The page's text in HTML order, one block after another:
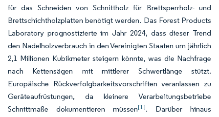
für das Schneiden von Schnittholz für Brettsperrholz- und
Brettschichtholzplatten benötigt werden. Das Forest Products
Laboratory prognostizierte im Jahr 2024, dass dieser Trend
den Nadelholzverbrauch in den Vereinigten Staaten um jährlich
2,1 Millionen Kubikmeter steigern könnte, was die Nachfrage
nach Kettensägen mit mittlerer Schwertlänge stützt.
Europäische Rückverfolgbarkeitsvorschriften veranlassen zu
Geräteaufrüstungen, da kleinere Verarbeitungsbetriebe
Schnittmaße dokumentieren müssen[1]. Darüber hinaus